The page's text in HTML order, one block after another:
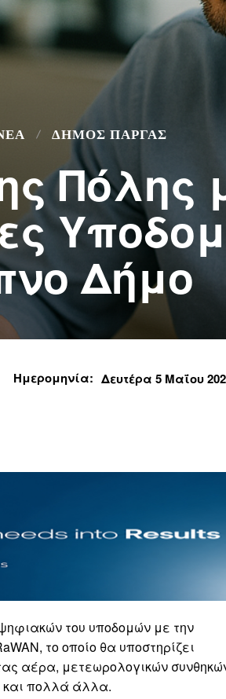
ΔΉΜΟΣ ΠΆΡΓΑΣ
Πόλης
Δήμο
Ημερομηνία: Δευτέρα 5 Μαΐου
του υποδομών με την
το οποίο θα υποστηρίζει
αέρα, μετεωρολογικών
και πολλά άλλα.